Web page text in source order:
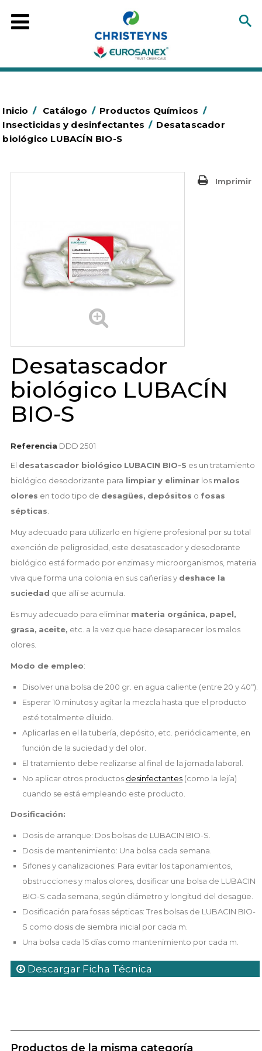
Inicio / Catálogo / Productos Químicos /
Insecticidas y desinfectantes / Desatascador
biológico LUBACÍN BIO-S
Imprimir
Desatascador
biológico LUBACÍN
BIO-S
Referencia DDD 2501
El desatascador biológico LUBACIN BIO-S es un tratamiento
biológico desodorizante para limpiar y eliminarlos malos
olores en todo tipo de desagües, depósitos o fosas
sépticas
Muy adecuado para utilizarlo en higiene profesional por su total
exención de peligrosidad, este desatascador y desodorante
biológico está formado por enzimas y microorganismos, materia
viva que forma una colonia en sus cañerías y deshace la
suciedad que allí se acumula.
Es muy adecuado para eliminar materia orgánica, papel,
grasa, aceite, etc. a la vez que hace desaparecer los malos
olores.
Modo de empleo:
Disolver una bolsa de 200 gr. en agua caliente (entre 20 y 40º).
Esperar 10 minutos y agitar la mezcla hasta que el producto
esté totalmente diluido.
Aplicarlas en el la tubería, depósito, etc. periódicamente, en
función de la suciedad y del olor.
El tratamiento debe realizarse al final de la jornada laboral.
No aplicar otros productos desinfectantes(como la lejía)
cuando se está empleando este producto.
Dosificación:
Dosis de arranque: Dos bolsas de LUBACIN BIO-S.
Dosis de mantenimiento: Una bolsa cada semana.
Sifones y canalizaciones: Para evitar los taponamientos,
obstrucciones y malos olores, dosificar una bolsa de LUBACIN
BIO-S cada semana, según diámetro y longitud del desagüe.
Dosificación para fosas sépticas: Tres bolsas de LUBACIN BIO-
S como dosis de siembra inicial por cada m.
Una bolsa cada 15 días como mantenimiento por cada m.
Descargar Ficha Técnica
Productos de la misma categoría